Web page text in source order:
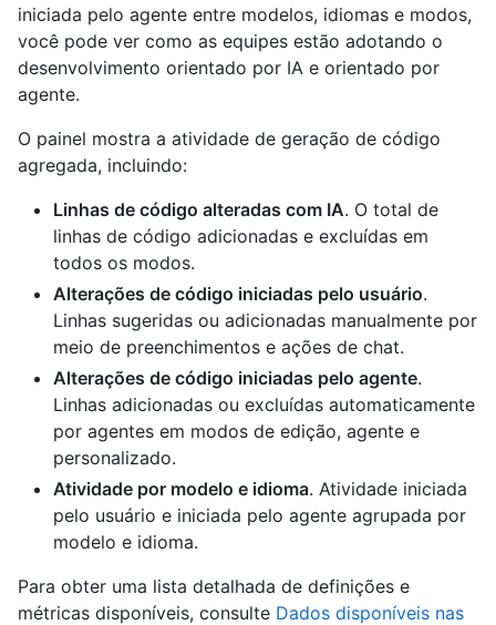
iniciada pelo agente entre modelos, idiomas e modos,
você pode ver como as equipes estão adotando o
desenvolvimento orientado por IA e orientado por
agente.
O painel mostra a atividade de geração de código
agregada, incluindo:
Linhas de código alteradas com IA. O total de
linhas de código adicionadas e excluídas em
todos os modos.
Alterações de código iniciadas pelo usuário.
Linhas sugeridas ou adicionadas manualmente por
meio de preenchimentos e ações de chat.
Alterações de código iniciadas pelo agente.
Linhas adicionadas ou excluídas automaticamente
por agentes em modos de edição, agente e
personalizado.
Atividade por modelo e idioma. Atividade iniciada
pelo usuário e iniciada pelo agente agrupada por
modelo e idioma.
Para obter uma lista detalhada de definições e
métricas disponíveis, consulte Dados disponíveis nas